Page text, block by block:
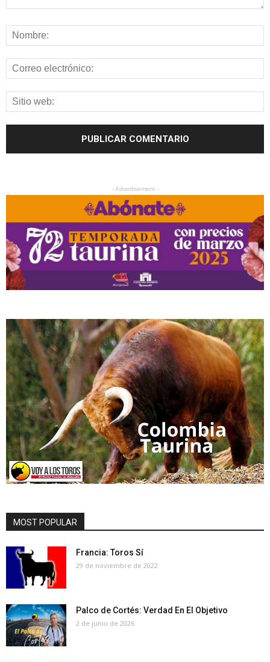
- Advertisement -
MOST POPULAR
Francia: Toros Sí
29 de noviembre de 2022
Palco de Cortés: Verdad En El Objetivo
2 de junio de 2026